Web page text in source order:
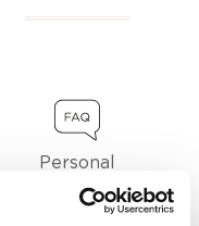
Personal
inquiries